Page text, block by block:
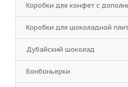
Коробки для конфет с
Коробки для шоколадной
Дубайский шоколад
Бонбоньерки